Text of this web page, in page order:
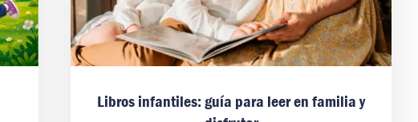
Libros infantiles: guía para leer en familia y